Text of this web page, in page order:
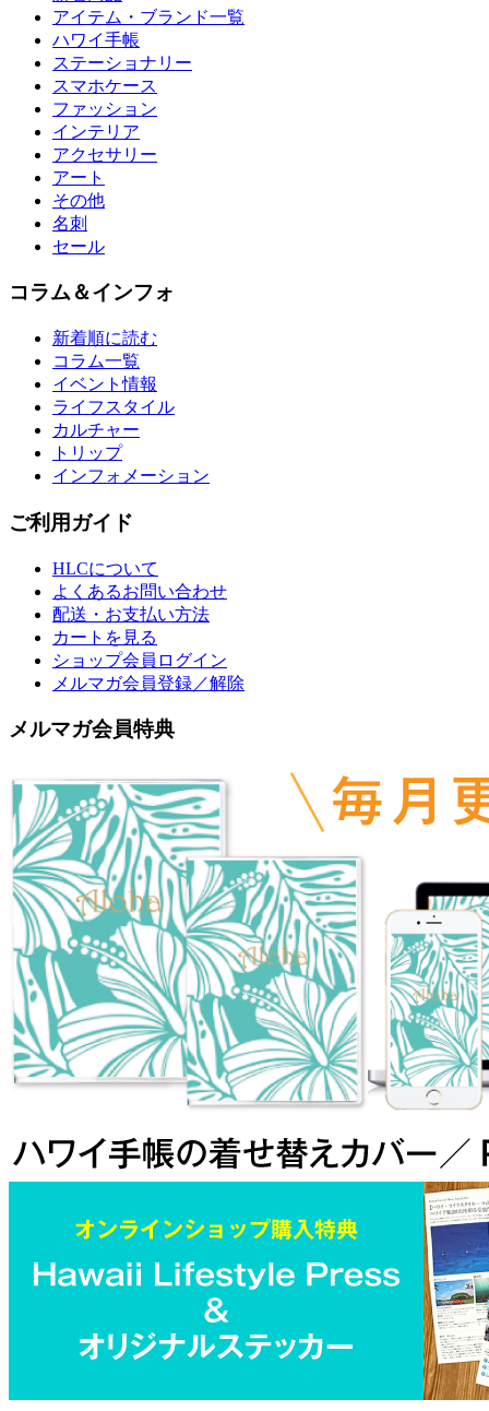
アイテム・ブランド一覧
ハワイ手帳
ステーショナリー
スマホケース
ファッション
インテリア
アクセサリー
アート
その他
名刺
セール
コラム＆インフォ
新着順に読む
コラム一覧
イベント情報
ライフスタイル
カルチャー
トリップ
インフォメーション
ご利用ガイド
HLCについて
よくあるお問い合わせ
配送・お支払い方法
カートを見る
ショップ会員ログイン
メルマガ会員登録／解除
メルマガ会員特典